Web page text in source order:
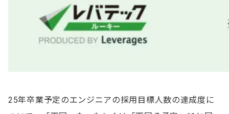
25年卒業予定のエンジニアの採用目標人数の達成度に